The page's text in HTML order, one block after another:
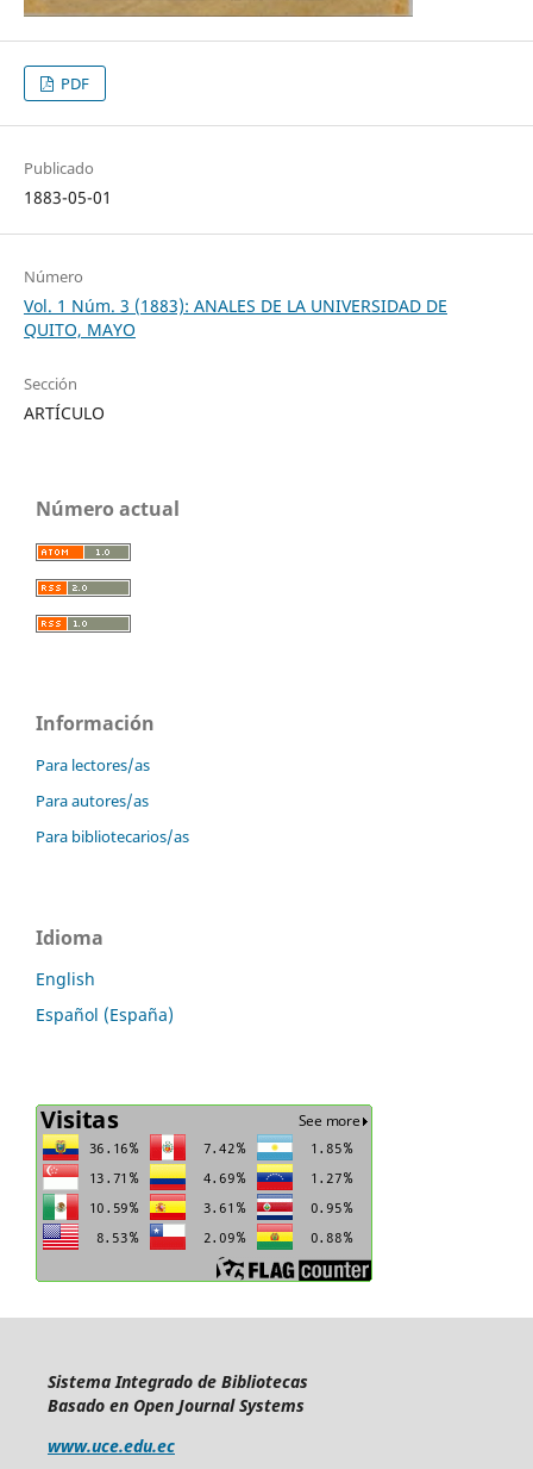
PDF
Publicado
1883-05-01
Número
Vol. 1 Núm. 3 (1883): ANALES DE LA UNIVERSIDAD DE
QUITO, MAYO
Sección
ARTÍCULO
Número actual
Información
Para lectores/as
Para autores/as
Para bibliotecarios/as
Idioma
English
Español (España)
Sistema Integrado de Bibliotecas
Basado en Open Journal Systems
www.uce.edu.ec